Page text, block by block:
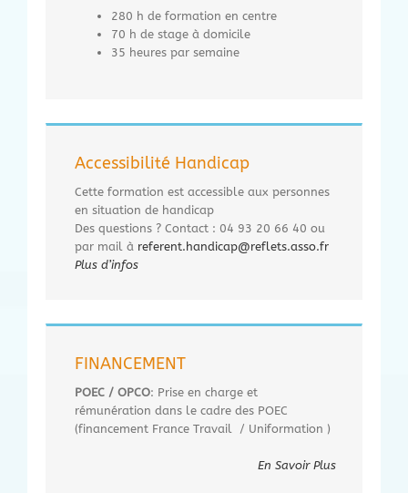
280 h de formation en centre
70 h de stage à domicile
35 heures par semaine
Accessibilité Handicap
Cette formation est accessible aux personnes
en situation de handicap
Des questions ? Contact : 04 93 20 66 40 ou
par mail à referent.handicap@reflets.asso.fr
Plus d’infos
FINANCEMENT
POEC / OPCO: Prise en charge et
rémunération dans le cadre des POEC
(financement France Travail / Uniformation )
En Savoir Plus